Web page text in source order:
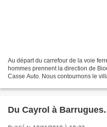
Au départ du carrefour de la voie
hommes prennent la direction de
Casse Auto. Nous contournons le
Du Cayrol à Barrugues.